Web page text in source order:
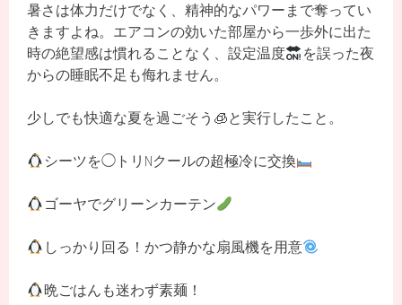
暑さは体力だけでなく、精神的なパワーまで奪ってい
きますよね。エアコンの効いた部屋から一歩外に出た
時の絶望感は慣れることなく、設定温度
を誤った夜
からの睡眠不足も侮れません。
少しでも快適な夏を過ごそう🧊と実行したこと。
シーツを◯トリNクールの超極冷に交換
ゴーヤでグリーンカーテン
しっかり回る！かつ静かな扇風機を用意
晩ごはんも迷わず素麺！